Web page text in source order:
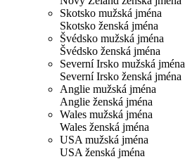
Skotsko mužská jména
Skotsko ženská jména
Švédsko mužská jména
Švédsko ženská jména
Severní Irsko mužská jména
Severní Irsko ženská jména
Anglie mužská jména
Anglie ženská jména
Wales mužská jména
Wales ženská jména
USA mužská jména
USA ženská jména